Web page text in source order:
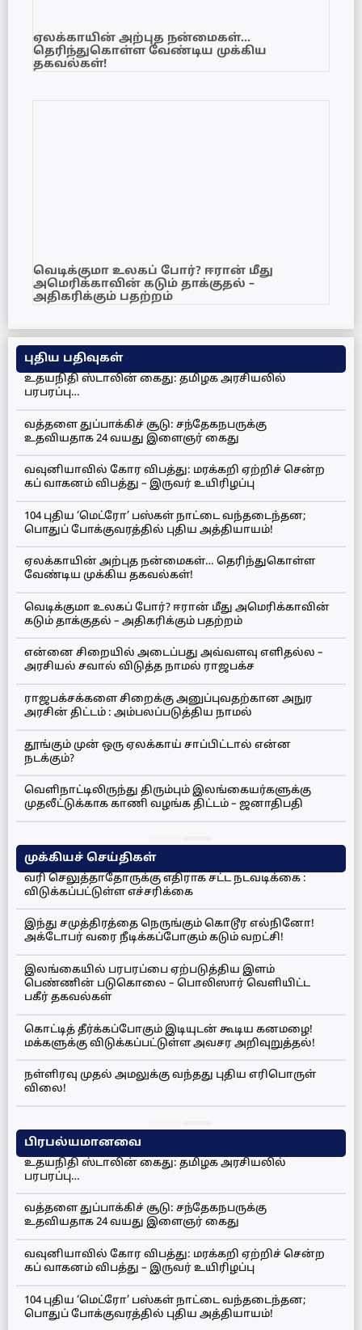
ஏலக்காயின் அற்புத நன்மைகள்…
தெரிந்துகொள்ள வேண்டிய முக்கிய
தகவல்கள்!
வெடிக்குமா உலகப் போர்? ஈரான் மீது
அமெரிக்காவின் கடும் தாக்குதல் –
அதிகரிக்கும் பதற்றம்
புதிய பதிவுகள்
உதயநிதி ஸ்டாலின் கைது: தமிழக அரசியலில்
பரபரப்பு…
வத்தளை துப்பாக்கிச் சூடு: சந்தேகநபருக்கு
உதவியதாக 24 வயது இளைஞர் கைது
வவுனியாவில் கோர விபத்து: மரக்கறி ஏற்றிச் சென்ற
கப் வாகனம் விபத்து – இருவர் உயிரிழப்பு
104 புதிய ‘மெட்ரோ’ பஸ்கள் நாட்டை வந்தடைந்தன;
பொதுப் போக்குவரத்தில் புதிய அத்தியாயம்!
ஏலக்காயின் அற்புத நன்மைகள்… தெரிந்துகொள்ள
வேண்டிய முக்கிய தகவல்கள்!
வெடிக்குமா உலகப் போர்? ஈரான் மீது அமெரிக்காவின்
கடும் தாக்குதல் – அதிகரிக்கும் பதற்றம்
என்னை சிறையில் அடைப்பது அவ்வளவு எளிதல்ல –
அரசியல் சவால் விடுத்த நாமல் ராஜபக்ச
ராஜபக்சக்களை சிறைக்கு அனுப்புவதற்கான அநுர
அரசின் திட்டம் : அம்பலப்படுத்திய நாமல்
தூங்கும் முன் ஒரு ஏலக்காய் சாப்பிட்டால் என்ன
நடக்கும்?
வெளிநாட்டிலிருந்து திரும்பும் இலங்கையர்களுக்கு
முதலீட்டுக்காக காணி வழங்க திட்டம் – ஜனாதிபதி
முக்கியச் செய்திகள்
வரி செலுத்தாதோருக்கு எதிராக சட்ட நடவடிக்கை :
விடுக்கப்பட்டுள்ள எச்சரிக்கை
இந்து சமுத்திரத்தை நெருங்கும் கொடூர எல்நினோ!
அக்டோபர் வரை நீடிக்கப்போகும் கடும் வறட்சி!
இலங்கையில் பரபரப்பை ஏற்படுத்திய இளம்
பெண்ணின் படுகொலை – பொலிஸார் வெளியிட்ட
பகீர் தகவல்கள்
கொட்டித் தீர்க்கப்போகும் இடியுடன் கூடிய கனமழை!
மக்களுக்கு விடுக்கப்பட்டுள்ள அவசர அறிவுறுத்தல்!
நள்ளிரவு முதல் அமலுக்கு வந்தது புதிய எரிபொருள்
விலை!
பிரபல்யமானவை
உதயநிதி ஸ்டாலின் கைது: தமிழக அரசியலில்
பரபரப்பு…
வத்தளை துப்பாக்கிச் சூடு: சந்தேகநபருக்கு
உதவியதாக 24 வயது இளைஞர் கைது
வவுனியாவில் கோர விபத்து: மரக்கறி ஏற்றிச் சென்ற
கப் வாகனம் விபத்து – இருவர் உயிரிழப்பு
104 புதிய ‘மெட்ரோ’ பஸ்கள் நாட்டை வந்தடைந்தன;
பொதுப் போக்குவரத்தில் புதிய அத்தியாயம்!